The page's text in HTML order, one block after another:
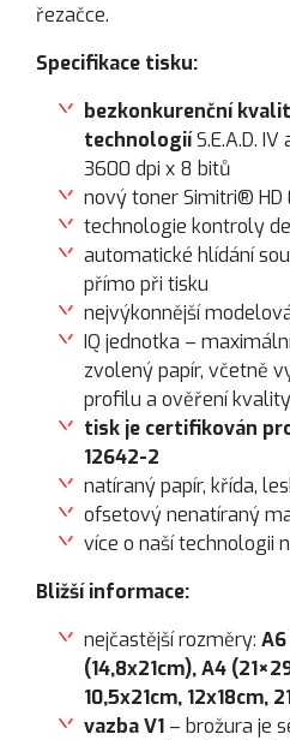
řezačce.
Specifikace tisku:
bezkonkurenční
technologiíS.E.A.D.
3600 dpi x 8 bitů
nový toner Simitri® HD
technologie kontroly
automatické hlídání
přímo při tisku
nejvýkonnější
IQ jednotka –
zvolený papír, včetně
profilu a ověření
tisk je certifikován
12642-2
natíraný papír, křída,
ofsetový nenatíraný
více o naší technologii
Bližší informace:
nejčastější rozměry: A6
(14,8x21cm), A4
10,5x21cm, 12x18cm,
vazba V1 – brožura je